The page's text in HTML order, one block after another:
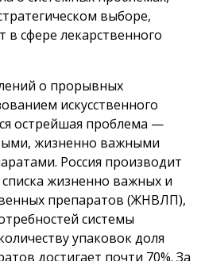
выборе,
в сфере лекарственного
о прорывных
искусственного
острейшая проблема —
жизненно важными
Россия производит
жизненно важных и
препаратов (ЖНВЛП),
системы
упаковок доля
достигает почти 70%. За